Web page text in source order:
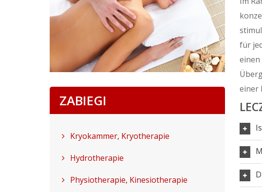
ZABIEGI
Kryokammer, Kryotherapie
Hydrotherapie
Physiotherapie, Kinesiotherapie
für
einen
einer